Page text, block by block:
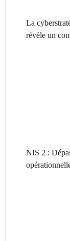
La
révèle un
NIS 2 :